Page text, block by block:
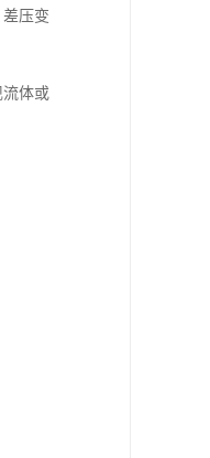
压变
流体或